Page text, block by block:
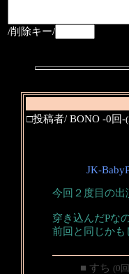
/削除キー/
□投稿者/ BONO -0回-
JK-
今回２度目の
穿き込んだPな
前回と同じかも
■ すち (0